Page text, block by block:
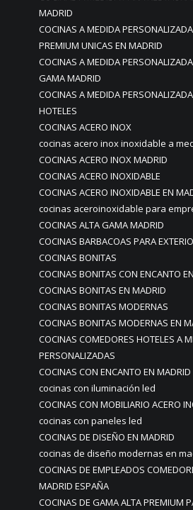
MADRID
COCINAS A MEDIDA
PREMIUM UNICAS EN MADRID
COCINAS A MEDIDA
GAMA MADRID
COCINAS A MEDIDA
HOTELES
COCINAS ACERO INOX
cocinas acero inox inoxidable a
COCINAS ACERO INOX MADRID
COCINAS ACERO INOXIDABLE
COCINAS ACERO INOXIDABLE EN
cocinas aceroinoxidable para
COCINAS ALTA GAMA MADRID
COCINAS BARBACOAS PARA
COCINAS BONITAS
COCINAS BONITAS CON ENCANTO
COCINAS BONITAS EN MADRID
COCINAS BONITAS MODERNAS
COCINAS BONITAS MODERNAS EN
COCINAS COMEDORES HOTELES A
PERSONALIZADAS
COCINAS CON ENCANTO EN MADRID
cocinas con iluminación led
COCINAS CON MOBILIARIO ACERO
cocinas con paneles led
COCINAS DE DISEÑO EN MADRID
cocinas de diseño modernas en
COCINAS DE EMPLEADOS
MADRID ESPAÑA
COCINAS DE GAMA ALTA PREMIUM